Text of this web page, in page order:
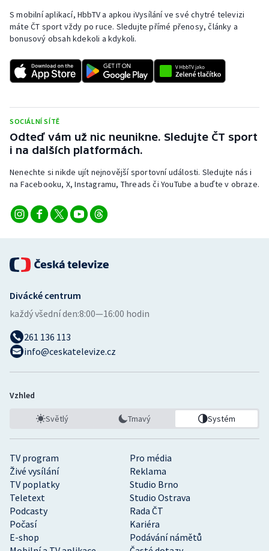
Stolní tenis
Veslování
Vodní slalom
Volejbal
S mobilní aplikací, HbbTV a apkou iVysílání ve své chytré televizi
máte ČT sport vždy po ruce. Sledujte přímé přenosy, články a
bonusový obsah kdekoli a kdykoli.
SOCIÁLNÍ SÍTĚ
Odteď vám už nic neunikne. Sledujte ČT sport
i na dalších platformách.
Nenechte si nikde ujít nejnovější sportovní události. Sledujte nás i
na Facebooku, X, Instagramu, Threads či YouTube a buďte v obraze.
TV program
Pro média
Živé vysílání
Reklama
TV poplatky
Studio Brno
Teletext
Studio Ostrava
Podcasty
Rada ČT
Počasí
Kariéra
E-shop
Podávání námětů
Divácké centrum
každý všední den:8:00—16:00 hodin
261 136 113
info@ceskatelevize.cz
Vzhled
Světlý Tmavý Systém